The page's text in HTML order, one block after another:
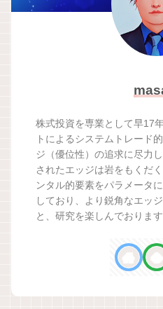
株式投資を専業として早17
トによるシステムトレード
ジ（優位性）の追求に尽力
されたエッジは岩をもくだ
ンタル的要素をパラメータ
しており、より鋭角なエッ
と、研究を楽しんでおります